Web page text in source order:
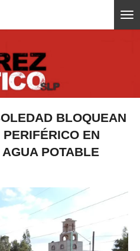
BLOQUEAN
EN
POTABLE